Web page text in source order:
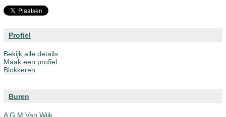
Profiel
Bekijk alle details
Maak een profiel
Blokkeren
Buren
A G M Van Wijk